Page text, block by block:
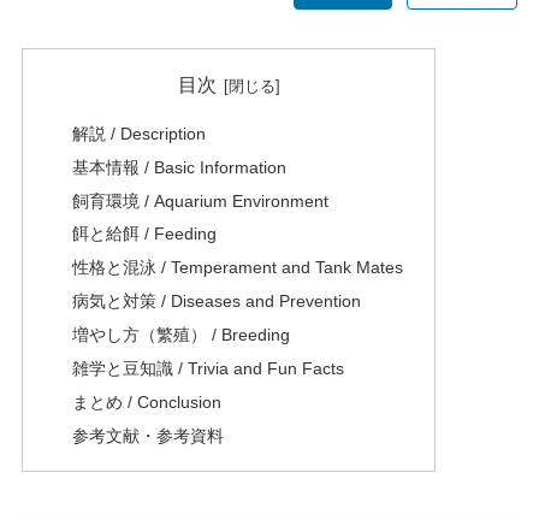
目次
解説 / Description
基本情報 / Basic Information
飼育環境 / Aquarium Environment
餌と給餌 / Feeding
性格と混泳 / Temperament and Tank Mates
病気と対策 / Diseases and Prevention
増やし方（繁殖） / Breeding
雑学と豆知識 / Trivia and Fun Facts
まとめ / Conclusion
参考文献・参考資料